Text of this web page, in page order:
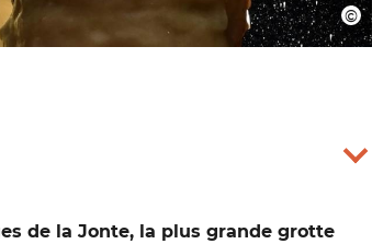
de la Jonte, la plus grande grotte